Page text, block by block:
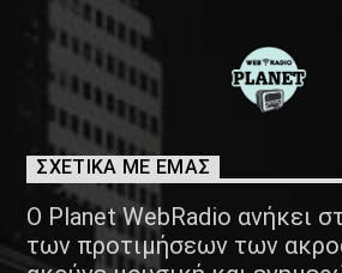
ΣΧΕΤΙΚΑ ΜΕ ΕΜΑΣ
Ο Planet WebRadio ανήκει
των προτιμήσεων των